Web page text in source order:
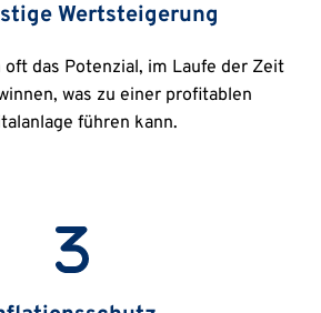
Wertsteigerung
das Potenzial, im Laufe der Zeit
was zu einer profitablen
führen kann.